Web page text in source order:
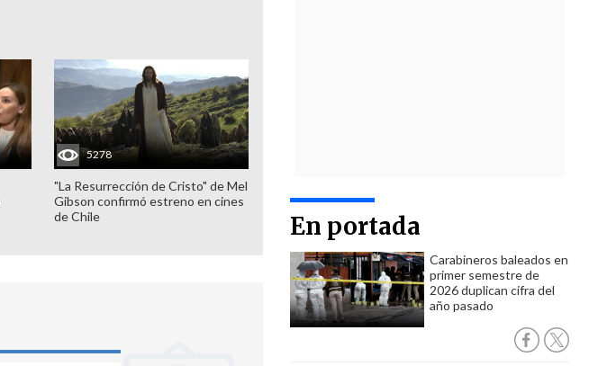
En portada
Carabineros baleados en
primer semestre de
2026 duplican cifra del
año pasado
5278
"La Resurrección de Cristo" de Mel
Gibson confirmó estreno en cines
de Chile